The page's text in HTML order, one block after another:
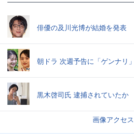
俳優の及川光博が結婚を発表
朝ドラ 次週予告に「ゲンナリ」
黒木啓司氏 逮捕されていたか
画像アクセ